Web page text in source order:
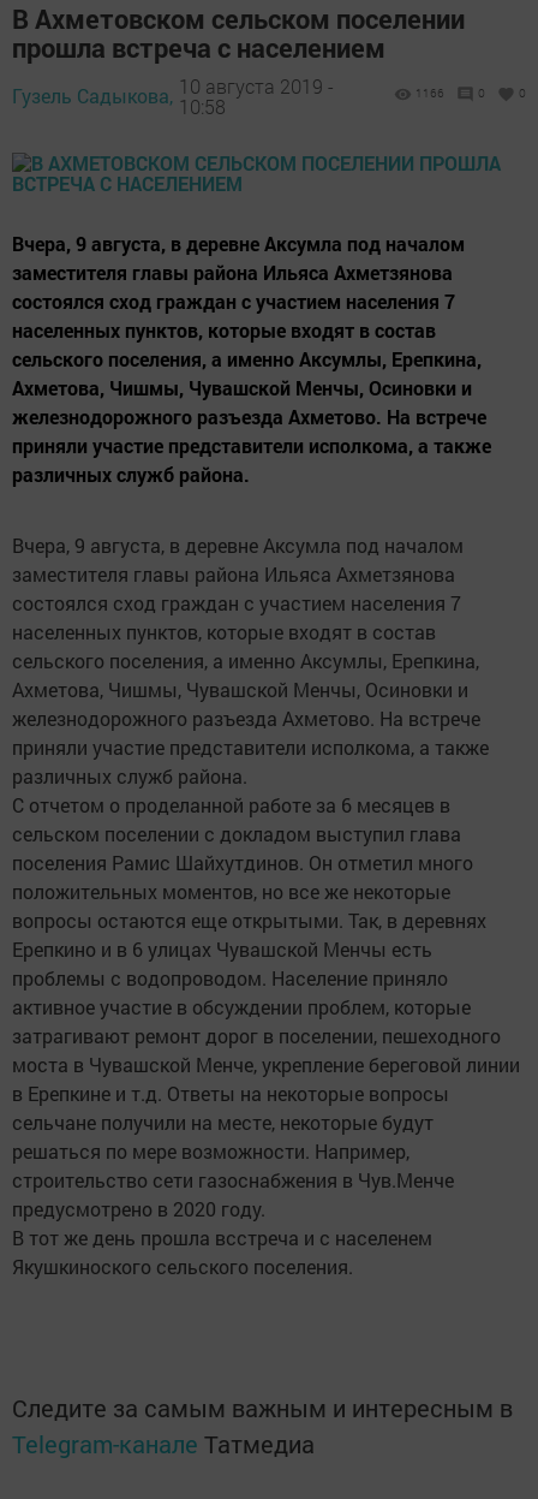
В Ахметовском сельском поселении
прошла встреча с населением
Гузель Садыкова, 10 августа 2019 -
10:58
1166 0 0
Вчера, 9 августа, в деревне Аксумла под началом
заместителя главы района Ильяса Ахметзянова
состоялся сход граждан с участием населения 7
населенных пунктов, которые входят в состав
сельского поселения, а именно Аксумлы, Ерепкина,
Ахметова, Чишмы, Чувашской Менчы, Осиновки и
железнодорожного разъезда Ахметово. На встрече
приняли участие представители исполкома, а также
различных служб района.
Вчера, 9 августа, в деревне Аксумла под началом
заместителя главы района Ильяса Ахметзянова
состоялся сход граждан с участием населения 7
населенных пунктов, которые входят в состав
сельского поселения, а именно Аксумлы, Ерепкина,
Ахметова, Чишмы, Чувашской Менчы, Осиновки и
железнодорожного разъезда Ахметово. На встрече
приняли участие представители исполкома, а также
различных служб района.
С отчетом о проделанной работе за 6 месяцев в
сельском поселении с докладом выступил глава
поселения Рамис Шайхутдинов. Он отметил много
положительных моментов, но все же некоторые
вопросы остаются еще открытыми. Так, в деревнях
Ерепкино и в 6 улицах Чувашской Менчы есть
проблемы с водопроводом. Население приняло
активное участие в обсуждении проблем, которые
затрагивают ремонт дорог в поселении, пешеходного
моста в Чувашской Менче, укрепление береговой линии
в Ерепкине и т.д. Ответы на некоторые вопросы
сельчане получили на месте, некоторые будут
решаться по мере возможности. Например,
строительство сети газоснабжения в Чув.Менче
предусмотрено в 2020 году.
В тот же день прошла всстреча и с населенем
Якушкиноского сельского поселения.
Следите за самым важным и интересным в
Telegram-канале Татмедиа